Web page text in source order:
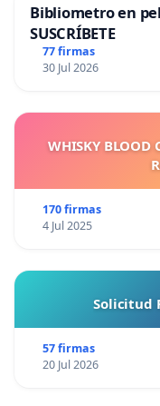
Bibliometro en
SUSCRÍBETE
77 firmas
30 Jul 2026
WHISKY BLOOD
170 firmas
4 Jul 2025
Solicitud
57 firmas
20 Jul 2026